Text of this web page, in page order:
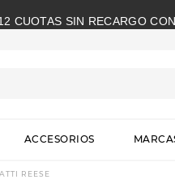
CUOTAS SIN RECARGO
ACCESORIOS
REESE